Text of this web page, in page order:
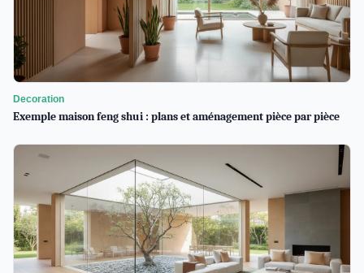
Decoration
Exemple maison feng shui : plans et aménagement pièce par pièce